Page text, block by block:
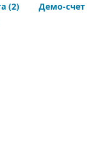
(2) Демо-счет